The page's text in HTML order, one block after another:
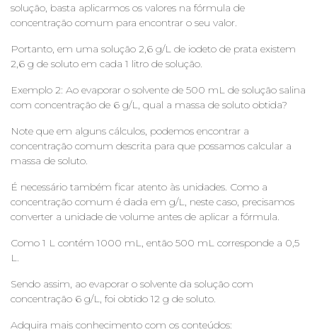
solução, basta aplicarmos os valores na fórmula de
concentração comum para encontrar o seu valor.
Portanto, em uma solução 2,6 g/L de iodeto de prata existem
2,6 g de soluto em cada 1 litro de solução.
Exemplo 2: Ao evaporar o solvente de 500 mL de solução salina
com concentração de 6 g/L, qual a massa de soluto obtida?
Note que em alguns cálculos, podemos encontrar a
concentração comum descrita para que possamos calcular a
massa de soluto.
É necessário também ficar atento às unidades. Como a
concentração comum é dada em g/L, neste caso, precisamos
converter a unidade de volume antes de aplicar a fórmula.
Como 1 L contém 1000 mL, então 500 mL corresponde a 0,5
L.
Sendo assim, ao evaporar o solvente da solução com
concentração 6 g/L, foi obtido 12 g de soluto.
Adquira mais conhecimento com os conteúdos: